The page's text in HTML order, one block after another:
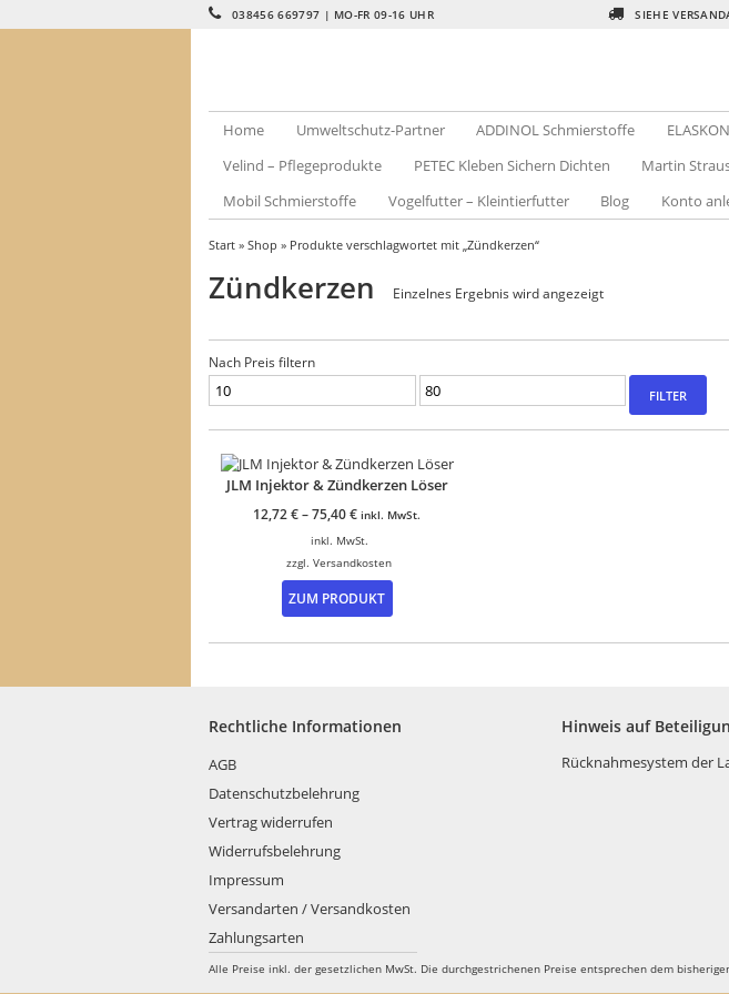
038456 669797 | MO-FR 09-16 UHR SIEHE
Home Umweltschutz-Partner ADDINOL Schmierstoffe
Velind – Pflegeprodukte
PETEC Kleben Sichern Dichten Martin
Mobil Schmierstoffe
Vogelfutter – Kleintierfutter Blog Konto
Start » Shop » Produkte verschlagwortet mit „Zündkerzen“
Zündkerzen Einzelnes Ergebnis wird angezeigt
Nach Preis filtern
Min.
Max.
FILTER
JLM Injektor & Zündkerzen Löser
12,72€–75,40€ inkl. MwSt.
inkl. MwSt.
zzgl.Versandkosten
ZUM PRODUKT
Dieses
mehrere
Optionen
Rechtliche Informationen
AGB
Datenschutzbelehrung
Vertrag widerrufen
Widerrufsbelehrung
Impressum
Versandarten / Versandkosten
Zahlungsarten
Hinweis auf
Rücknahmesystem der
Alle Preise inkl. der gesetzlichen MwSt. Die durchgestrichenen Preise entsprechen dem